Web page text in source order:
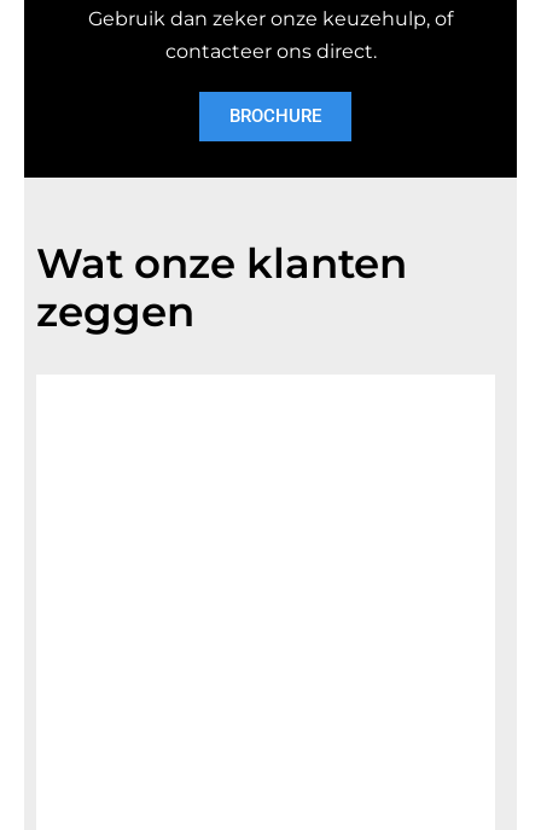
Gebruik dan zeker onze keuzehulp, of
contacteer ons direct.
BROCHURE
Wat onze klanten
zeggen